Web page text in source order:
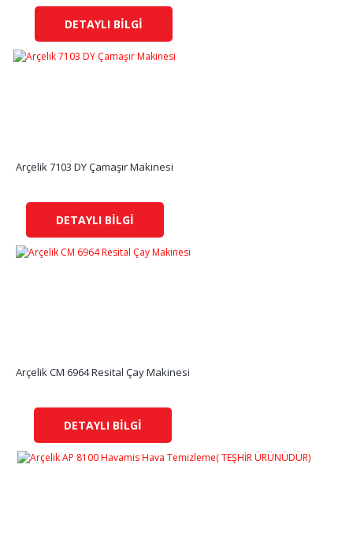
DETAYLI BİLGİ
Arçelik 7103 DY Çamaşır Makinesi
DETAYLI BİLGİ
Arçelik CM 6964 Resital Çay Makinesi
DETAYLI BİLGİ